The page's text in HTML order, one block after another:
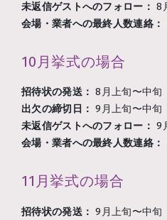
未返信ゲストへのフォロー： 8
会場・業者への最終人数連絡：
10月挙式の場合
招待状の発送： 8月上旬〜中旬
出欠の締切日： 9月上旬〜中旬
未返信ゲストへのフォロー： 9
会場・業者への最終人数連絡：
11月挙式の場合
招待状の発送： 9月上旬〜中旬